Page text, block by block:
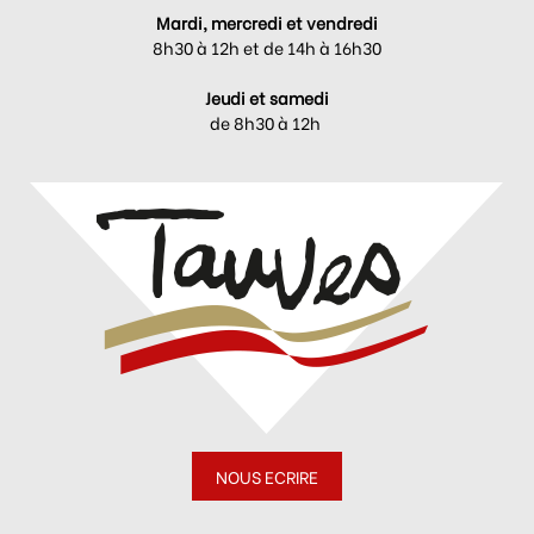
Mardi, mercredi et vendredi
8h30 à 12h et de 14h à 16h30
Jeudi et samedi
de 8h30 à 12h
NOUS ECRIRE